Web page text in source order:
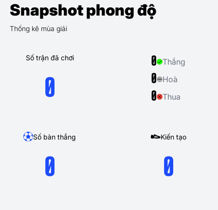
Snapshot phong độ
Thống kê mùa giải
Số trận đã chơi
0
Số bàn thắng
0
Kiến tạo
0
0 Thắng
0 Hoà
0 Thua